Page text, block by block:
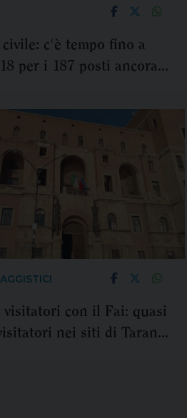
c'è tempo fino a
per i 187 posti ancora
visitatori con il Fai: quasi
nei siti di Taranto